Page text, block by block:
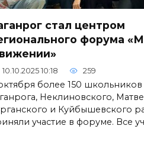
стал центром
форума
10.10.2025 10:18 259
более 150 школьников
Неклиновского,
и Куйбышевского
участие в форуме. Все